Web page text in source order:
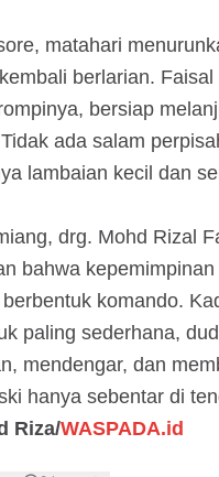
matahari
berlarian. Faisal
bersiap
ada salam
lambaian kecil dan
drg. Mohd Rizal
bahwa
komando.
paling sederhana,
mendengar, dan
hanya sebentar di
Riza/WASPADA.id